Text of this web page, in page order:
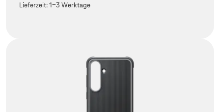
Lieferzeit:1-3 Werktage